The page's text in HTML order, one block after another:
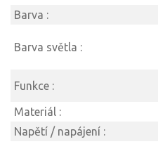
Barva :
Barva světla :
Funkce :
Materiál :
Napětí / napájení :